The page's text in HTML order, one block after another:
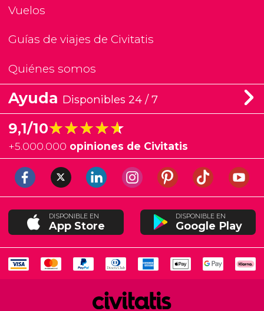
Vuelos
Guías de viajes de Civitatis
Quiénes somos
Ayuda Disponibles 24 / 7
9,1/10★★★★★
★★★★★
+5.000.000 opiniones de Civitatis
DISPONIBLE EN
App Store
DISPONIBLE EN
Google Play